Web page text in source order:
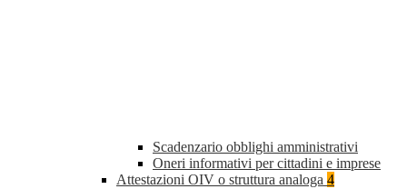
Scadenzario obblighi amministrativi
Oneri informativi per cittadini e imprese
Attestazioni OIV o struttura analoga 4